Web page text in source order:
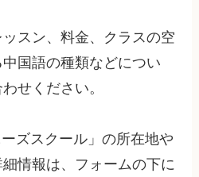
スン、料金、クラスの空
国語の種類などについ
せください。
ズスクール」の所在地や
情報は、フォームの下に